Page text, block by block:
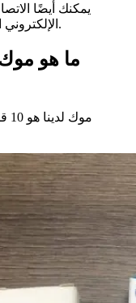
يمكنك أيضًا
الإلكتروني الرسمي، علي بابا، وعلي إكسبريس، و1688.
ما هو